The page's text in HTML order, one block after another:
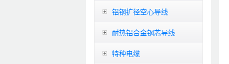
铝钢扩径空心导线
耐热铝合金钢芯导线
特种电缆